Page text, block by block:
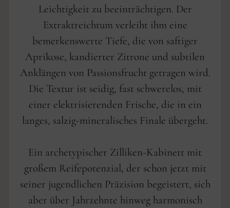
Leichtigkeit zu beeinträchtigen. Der
Extraktreichtum verleiht ihm eine
bemerkenswerte Tiefe, die von saftiger
Aprikose, kandierter Zitrone und subtilen
Anklängen von Passionsfrucht getragen wird.
Die Textur ist seidig, fast schwerelos, mit
einer elektrisierenden Frische, die in ein
langes, salzig-mineralisches Finale übergeht.
Ein archetypischer Zilliken-Kabinett mit
großem Reifepotenzial, der schon jetzt mit
seiner jugendlichen Präzision begeistert, sich
aber über Jahrzehnte hinweg harmonisch